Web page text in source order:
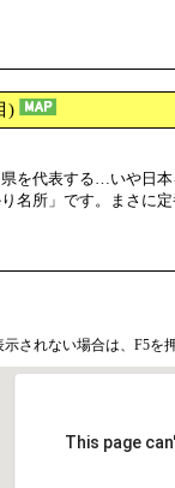
)
を代表する…いや日
名所」です。まさに
されない場合は、F5を
This page